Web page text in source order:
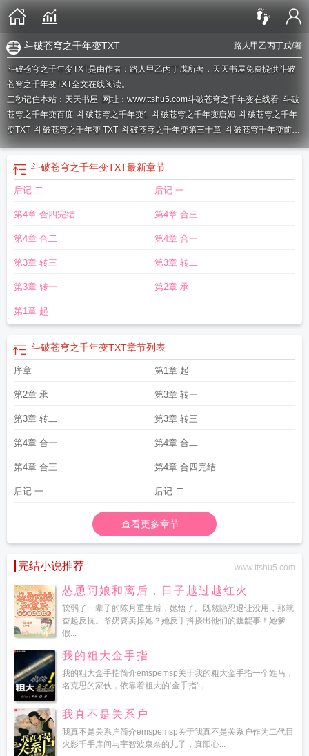
路人甲乙丙丁戊/著
斗破苍穹之千年变TXT
斗破苍穹之千年变TXT是由作者：路人甲乙丙丁戊所著，天天书屋免费提供斗破
苍穹之千年变TXT全文在线阅读。
三秒记住本站：天天书屋 网址：www.ttshu5.com斗破苍穹之千年变在线看 斗破
苍穹之千年变百度 斗破苍穹之千年变1 斗破苍穹之千年变唐媚 斗破苍穹之千年
变TXT 斗破苍穹之千年变 TXT 斗破苍穹之千年变第三十章 斗破苍穹千年变前传
萧母斗破苍穹之千年变无弹窗斗破苍穹之千年变路人甲乙丙丁戊斗破苍穹之千
年变+前缀 斗破苍穹之千年变在线阅读
斗破苍穹之千年变前传 作者路人甲乙丙
丁戊
前缀斗破苍穹之千年变在线 斗破苍穹千年变完整
之千年变前传全本
斗破苍穹之千年变完斗破苍穹千年变前传全本
年变(前传 本篇)
斗破苍穹之千年变前传唐媚
苍穹之千年变前传最新章节
斗破苍穹之千年变相拟斗破苍穹之千年变完整版
斗破苍穹之千年变TXT最新章节
后记 二 后记 一
第4章 合四完结 第4章 合三
第4章 合二 第4章 合一
第3章 转三 第3章 转二
第3章 转一 第2章 承
第1章 起
斗破苍穹之千年变TXT章节列表
序章 第1章 起
第2章 承 第3章 转一
第3章 转二 第3章 转三
第4章 合一 第4章 合二
第4章 合三 第4章 合四完结
后记 一 后记 二
查看更多章节...
完结小说推荐 www.ttshu5.com
怂恿阿娘和离后，日子越过越红火
软弱了一辈子的陈月重生后，她悟了。既然隐忍退让没用，那就
奋起反抗。爷奶要卖掉她？她反手抖搂出他们的龌龊事！她爹
假...
我的粗大金手指
我的粗大金手指简介emspemsp关于我的粗大金手指一个姓马，
名克思的家伙，依靠着粗大的‘金手指’，...
我真不是关系户
我真不是关系户简介emspemsp关于我真不是关系户作为二代目
火影千手扉间与宇智波泉奈的儿子，真阳心...